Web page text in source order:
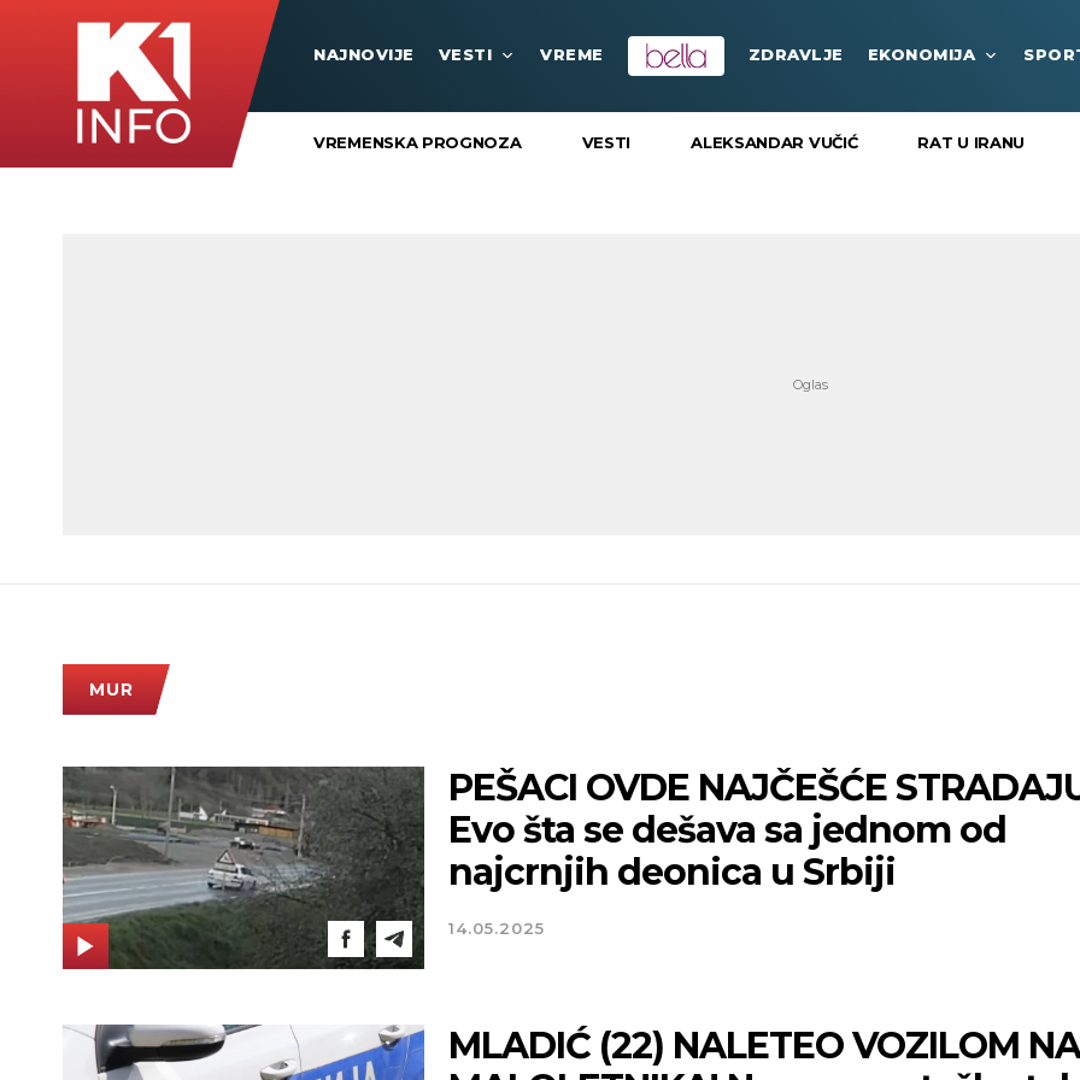
NAJNOVIJE VESTI VREME ZDRAVLJE EKONOMIJA
VREMENSKA PROGNOZA VESTI ALEKSANDAR VUČIĆ RAT U IRANU
MUR
PEŠACI OVDE NAJČEŠĆE
Evo šta se dešava sa jednom od
najcrnjih deonica u Srbiji
14.05.2025
MLADIĆ (22) NALETEO VOZILOM NA